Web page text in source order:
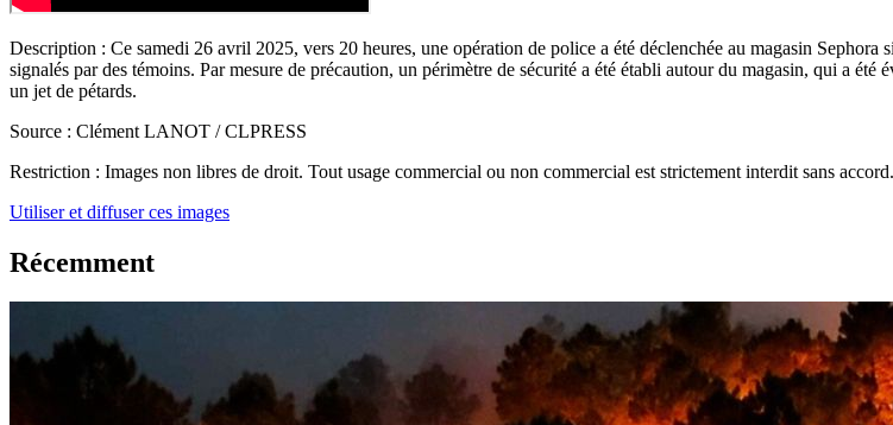
Description : Ce samedi 26 avril 2025, vers 20 heures, une opération de police a été déclenchée au magasin
signalés par des témoins. Par mesure de précaution, un périmètre de sécurité a été établi autour du magasin, qui a
un jet de pétards.
Source : Clément LANOT / CLPRESS
Restriction : Images non libres de droit. Tout usage commercial ou non commercial est strictement interdit sans accord.
Utiliser et diffuser ces images
Récemment